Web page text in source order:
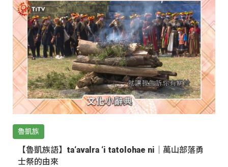
魯凱族
【魯凱族語】ta‘avalra ‘i tatolohae ni｜萬山部落勇
士祭的由來